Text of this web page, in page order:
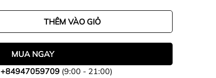
THÊM VÀO GIỎ
MUA NGAY
+84947059709(9:00 - 21:00)